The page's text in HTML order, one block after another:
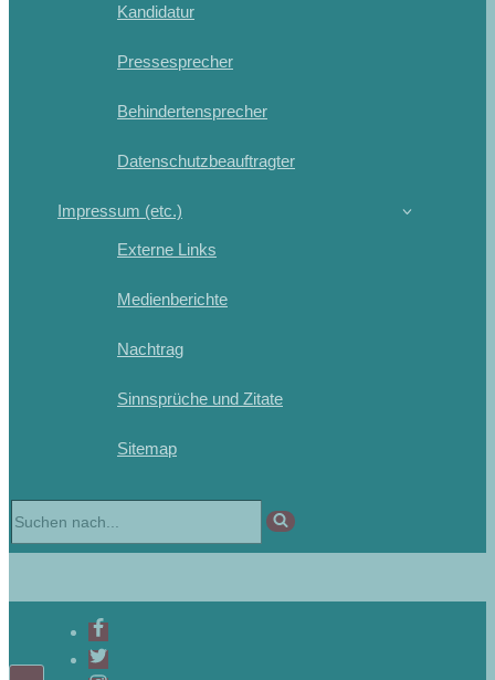
Kandidatur
Pressesprecher
Behindertensprecher
Datenschutzbeauftragter
Impressum (etc.)
Externe Links
Medienberichte
Nachtrag
Sinnsprüche und Zitate
Sitemap